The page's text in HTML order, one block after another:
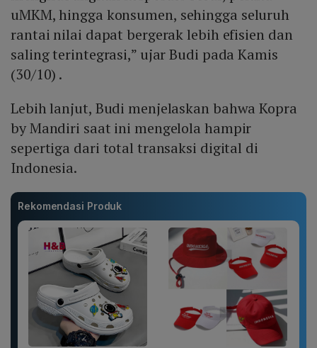
uMKM, hingga konsumen, sehingga seluruh
rantai nilai dapat bergerak lebih efisien dan
saling terintegrasi,” ujar Budi pada Kamis
(30/10) .
Lebih lanjut, Budi menjelaskan bahwa Kopra
by Mandiri saat ini mengelola hampir
sepertiga dari total transaksi digital di
Indonesia.
Rekomendasi Produk